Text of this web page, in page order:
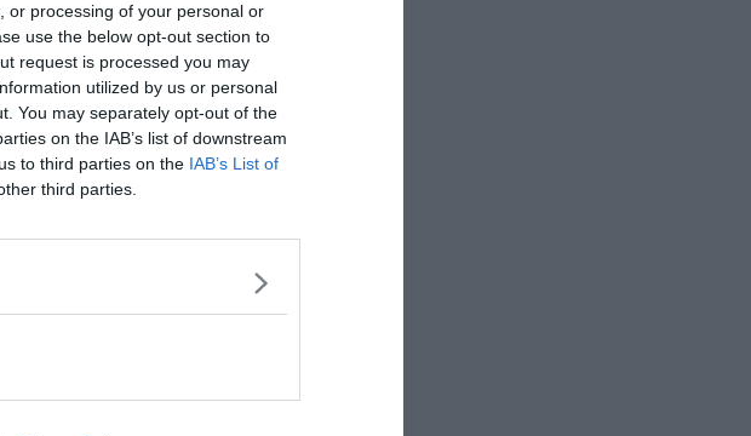
or processing of your personal or
use the below opt-out section to
request is processed you may
utilized by us or personal
You may separately opt-out of the
on the IAB’s list of downstream
to third parties on the IAB’s List of
third parties.